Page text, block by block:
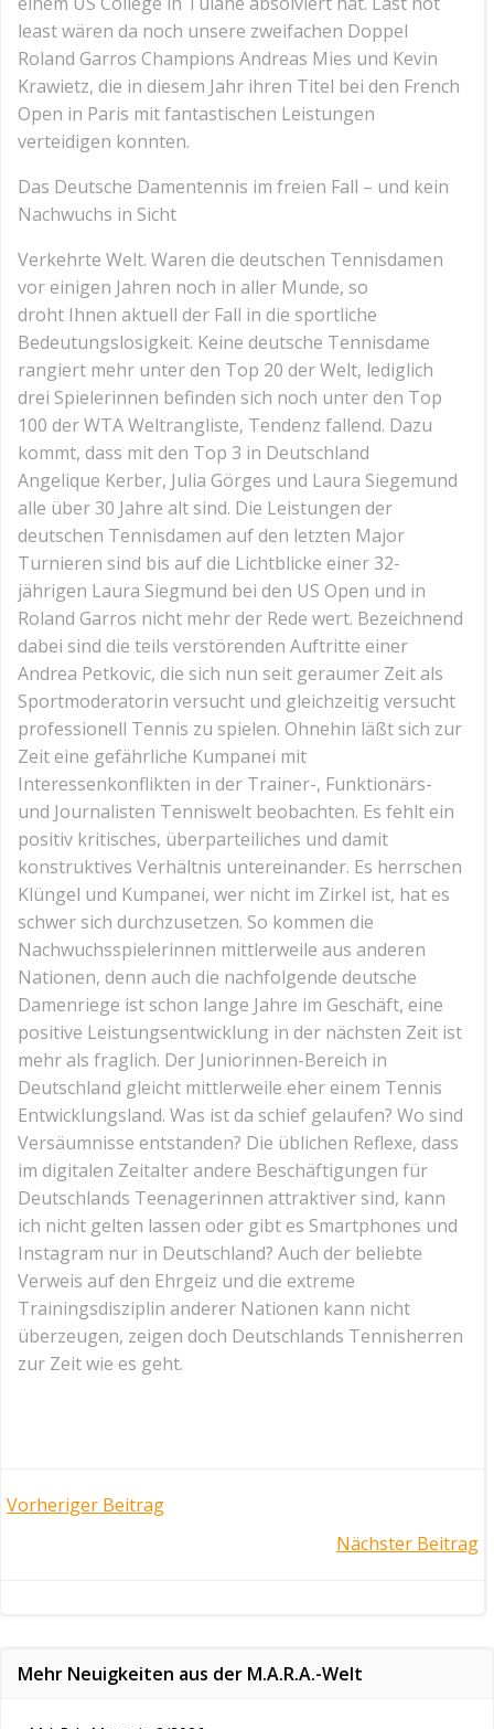
least wären da noch unsere zweifachen Doppel
Roland Garros Champions Andreas Mies und Kevin
Krawietz, die in diesem Jahr ihren Titel bei den French
Open in Paris mit fantastischen Leistungen
verteidigen konnten.
Das Deutsche Damentennis im freien Fall – und kein
Nachwuchs in Sicht
Verkehrte Welt. Waren die deutschen Tennisdamen
vor einigen Jahren noch in aller Munde, so
droht Ihnen aktuell der Fall in die sportliche
Bedeutungslosigkeit. Keine deutsche Tennisdame
rangiert mehr unter den Top 20 der Welt, lediglich
drei Spielerinnen befinden sich noch unter den Top
100 der WTA Weltrangliste, Tendenz fallend. Dazu
kommt, dass mit den Top 3 in Deutschland
Angelique Kerber, Julia Görges und Laura Siegemund
alle über 30 Jahre alt sind. Die Leistungen der
deutschen Tennisdamen auf den letzten Major
Turnieren sind bis auf die Lichtblicke einer 32-
jährigen Laura Siegmund bei den US Open und in
Roland Garros nicht mehr der Rede wert. Bezeichnend
dabei sind die teils verstörenden Auftritte einer
Andrea Petkovic, die sich nun seit geraumer Zeit als
Sportmoderatorin versucht und gleichzeitig versucht
professionell Tennis zu spielen. Ohnehin läßt sich zur
Zeit eine gefährliche Kumpanei mit
Interessenkonflikten in der Trainer-, Funktionärs-
und Journalisten Tenniswelt beobachten. Es fehlt ein
positiv kritisches, überparteiliches und damit
konstruktives Verhältnis untereinander. Es herrschen
Klüngel und Kumpanei, wer nicht im Zirkel ist, hat es
schwer sich durchzusetzen. So kommen die
Nachwuchsspielerinnen mittlerweile aus anderen
Nationen, denn auch die nachfolgende deutsche
Damenriege ist schon lange Jahre im Geschäft, eine
positive Leistungsentwicklung in der nächsten Zeit ist
mehr als fraglich. Der Juniorinnen-Bereich in
Deutschland gleicht mittlerweile eher einem Tennis
Entwicklungsland. Was ist da schief gelaufen? Wo sind
Versäumnisse entstanden? Die üblichen Reflexe, dass
im digitalen Zeitalter andere Beschäftigungen für
Deutschlands Teenagerinnen attraktiver sind, kann
ich nicht gelten lassen oder gibt es Smartphones und
Instagram nur in Deutschland? Auch der beliebte
Verweis auf den Ehrgeiz und die extreme
Trainingsdisziplin anderer Nationen kann nicht
überzeugen, zeigen doch Deutschlands Tennisherren
zur Zeit wie es geht.
Post
Vorheriger Beitrag
Nächster Beitrag
Mehr Neuigkeiten aus der M.A.R.A.-Welt